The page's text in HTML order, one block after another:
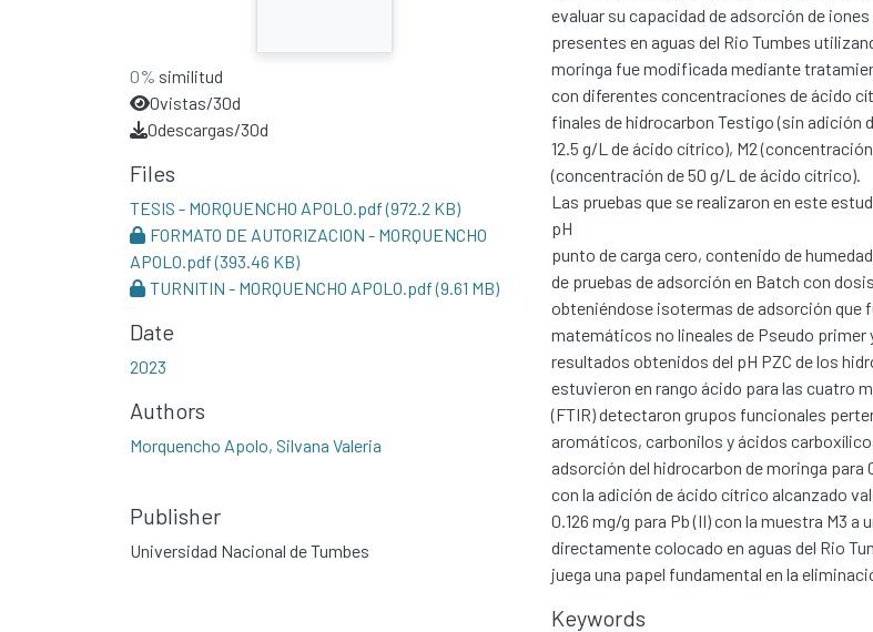
0% similitud
0vistas/30d
0descargas/30d
Files
TESIS - MORQUENCHO APOLO.pdf(972.2 KB)
FORMATO DE AUTORIZACION - MORQUENCHO
APOLO.pdf(393.46 KB)
TURNITIN - MORQUENCHO APOLO.pdf(9.61 MB)
Date
2023
Authors
Morquencho Apolo, Silvana Valeria
Publisher
Universidad Nacional de Tumbes
evaluar su capacidad de adsorción de iones
presentes en aguas del Rio Tumbes
moringa fue modificada mediante
con diferentes concentraciones de ácido
finales de hidrocarbon Testigo (sin adición
12.5 g/L de ácido cítrico), M2
(concentración de 50 g/L de ácido cítrico).
Las pruebas que se realizaron en este
pH
punto de carga cero, contenido de
de pruebas de adsorción en Batch con
obteniéndose isotermas de adsorción que
matemáticos no lineales de Pseudo primer
resultados obtenidos del pH PZC de los
estuvieron en rango ácido para las cuatro
(FTIR) detectaron grupos funcionales
aromáticos, carbonilos y ácidos
adsorción del hidrocarbon de moringa para
con la adición de ácido cítrico alcanzado
0.126 mg/g para Pb (II) con la muestra M3 a
directamente colocado en aguas del Rio
juega una papel fundamental en la
Keywords